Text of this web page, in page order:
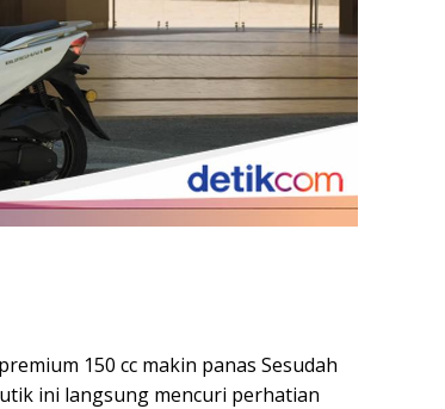
150 cc makin panas Sesudah
ini langsung mencuri perhatian